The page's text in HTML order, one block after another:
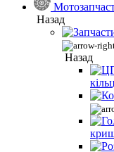
Назад
Назад